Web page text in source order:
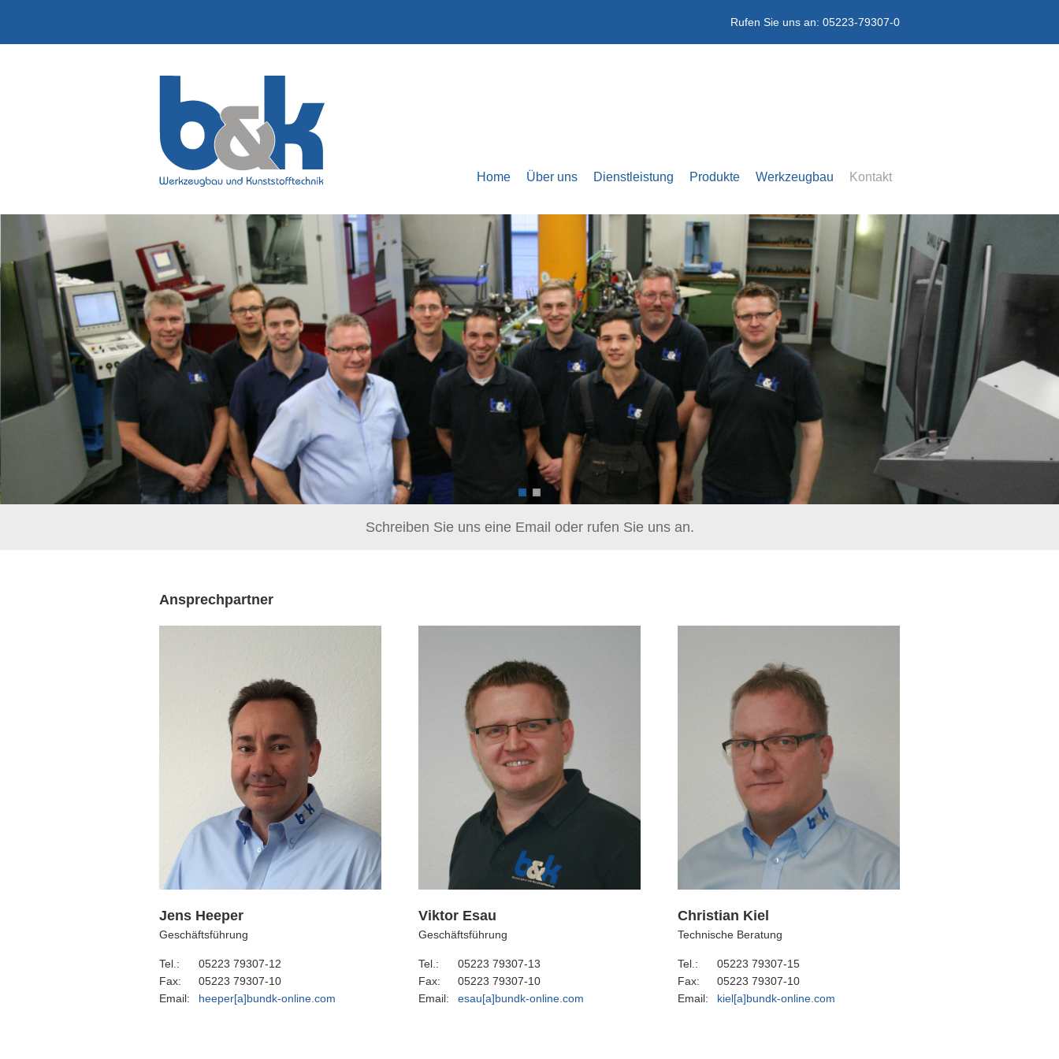
Rufen Sie uns an: 05223-79307-0
Home Über uns Dienstleistung Produkte Werkzeugbau Kontakt
Schreiben Sie uns eine Email oder rufen Sie uns an.
Ansprechpartner
Jens Heeper
Geschäftsführung
Tel.:
05223 79307-12
Fax:
05223 79307-10
Email:
heeper[a]bundk-online.com
Viktor Esau
Geschäftsführung
Tel.:
05223 79307-13
Fax:
05223 79307-10
Email:
esau[a]bundk-online.com
Christian Kiel
Technische Beratung
Tel.:
05223 79307-15
Fax:
05223 79307-10
Email:
kiel[a]bundk-online.com